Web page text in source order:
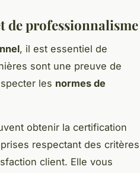
de professionnalisme
, il est essentiel de
sont une preuve de
les normes de
obtenir la certification
respectant des critères
client. Elle vous